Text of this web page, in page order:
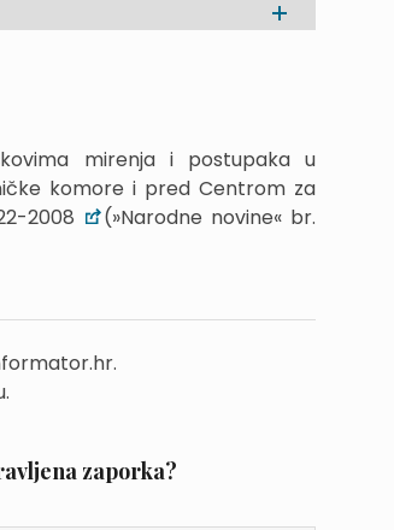
mirenja i postupaka u
komore i pred Centrom za
2008
(»Narodne novine« br.
zaporka?